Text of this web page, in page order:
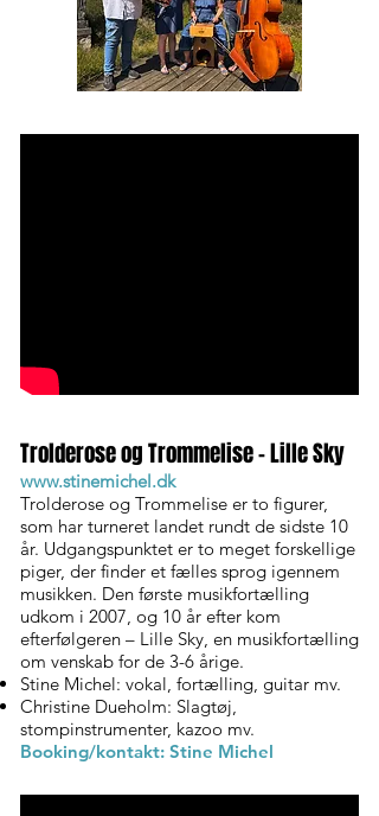
Trolderose og Trommelise – Lille Sky
www.stinemichel.dk
Trolderose og Trommelise er to figurer,
som har turneret landet rundt de sidste 10
år. Udgangspunktet er to meget forskellige
piger, der finder et fælles sprog igennem
musikken. Den første musikfortælling
udkom i 2007, og 10 år efter kom
efterfølgeren – Lille Sky, en musikfortælling
om venskab for de 3-6 årige.
Stine Michel: vokal, fortælling, guitar mv.
Christine Dueholm: Slagtøj,
stompinstrumenter, kazoo mv.
Booking/kontakt: Stine Michel